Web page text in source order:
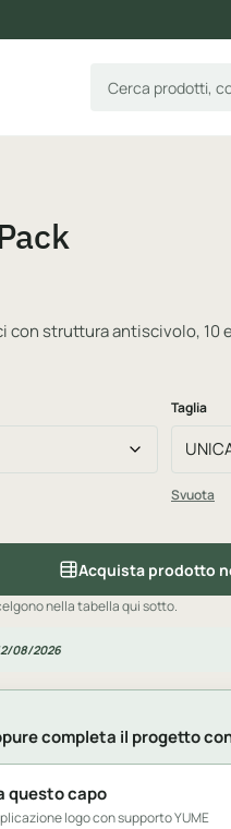
Cerca prodotti
con struttura antiscivolo, 10
Taglia
Svuota
Acquista prodotto
nella tabella qui sotto.
08/2026
completa il progetto con
questo capo
logo con supporto YUME